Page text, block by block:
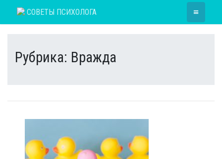
СОВЕТЫ ПСИХОЛОГА ≡
Рубрика: Вражда